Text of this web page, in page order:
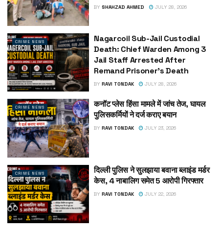
BY SHAHZAD AHMED JULY 28, 2026
CRIME NEWS
Nagarcoil Sub-Jail Custodial
Death: Chief Warden Among 3
Jail Staff Arrested After
Remand Prisoner’s Death
BY RAVI TONDAK JULY 28, 2026
CRIME NEWS
कनॉट प्लेस हिंसा मामले में जांच तेज, घायल
पुलिसकर्मियों ने दर्ज कराए बयान
BY RAVI TONDAK JULY 23, 2026
CRIME NEWS
दिल्ली पुलिस ने सुलझाया बवाना ब्लाइंड मर्डर
केस, 4 नाबालिग समेत 5 आरोपी गिरफ्तार
BY RAVI TONDAK JULY 22, 2026